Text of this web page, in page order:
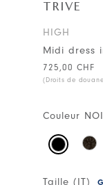
TRIVE
HIGH
Midi dress
725,00 CHF
(Droits de
Couleur
Taille (IT)